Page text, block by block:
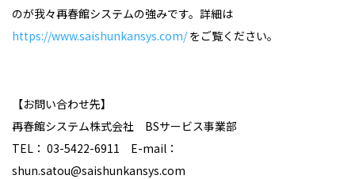
のが我々再春館システムの強みです。詳細は
https://www.saishunkansys.com/をご覧ください。
【お問い合わせ先】
再春館システム株式会社 BSサービス事業部
TEL： 03-5422-6911 E-mail ：
shun.satou@saishunkansys.com